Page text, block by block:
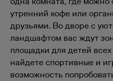
утренний кофе или
друзьями. Во дворе с
ландшафтом вас ждут
площадки для детей
найдете спортивные и
возможность